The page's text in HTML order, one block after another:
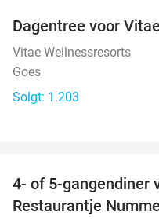
Dagentree voor
Vitae Wellnessresorts
Goes
Solgt: 1.203
4- of 5-gangendiner
Restaurantje